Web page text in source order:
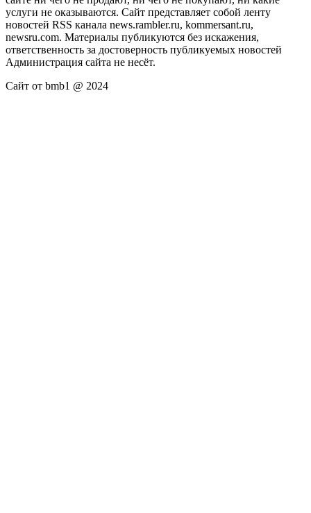
услуги не оказываются. Сайт представляет собой ленту
новостей RSS канала news.rambler.ru, kommersant.ru,
newsru.com. Материалы публикуются без искажения,
ответственность за достоверность публикуемых новостей
Администрация сайта не несёт.
Сайт от bmb1 @ 2024